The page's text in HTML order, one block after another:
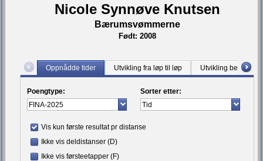
Nicole Synnøve Knutsen
Bærumsvømmerne
Født: 2008
Oppnådde tider Utvikling fra løp til løp Utvikling bestetid
Poengtype: Sorter etter:
Vis kun første resultat pr distanse
Ikke vis deldistanser (D)
Ikke vis førsteetapper (F)